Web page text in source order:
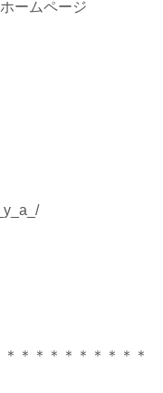
ームページ
＊＊＊＊＊＊＊＊＊